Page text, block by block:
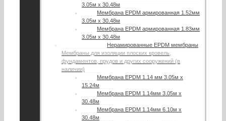
3.05м х 30.48м
Мембрана EPDM армированная 1.52мм
3.05м х 30.48м
Мембрана EPDM армированная 1.83мм
3.05м х 30.48м
Нерамированные EPDM мембраны
Мембраны для изоляции плоских кровель,
фундаментов, прудов и других сооружений (в
наличии)
Мембрана EPDM 1.14 мм 3.05м х
15.24м
Мембрана EPDM 1.14мм 3.05м х
30.48м
Мембрана EPDM 1.14мм 6.10м х
30.48м